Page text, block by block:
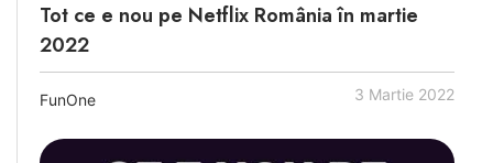
Tot ce e nou pe Netflix România în martie
2022
FunOne 3 Martie 2022